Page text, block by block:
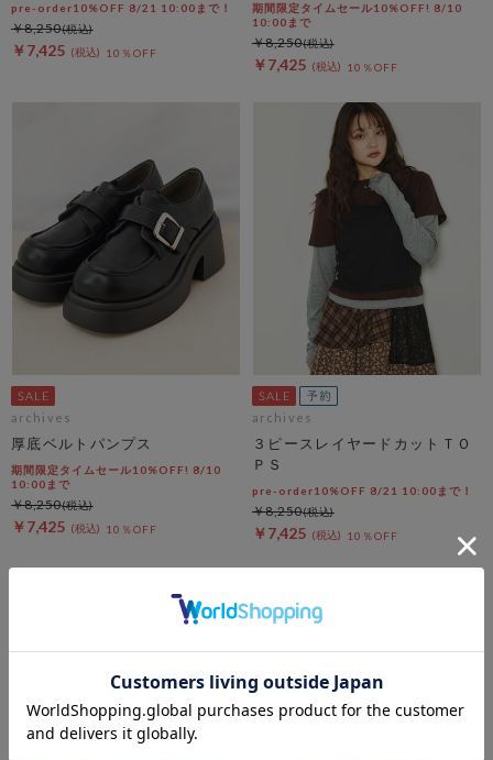
pre-order10%OFF 8/21 10:00まで！
￥7,425 10％OFF
￥8,250
期間限定タイムセール10%OFF! 8/10
10:00まで
￥7,425 10％OFF
￥8,250
archives
厚底ベルトパンプス
期間限定タイムセール10%OFF! 8/10
10:00まで
￥7,425 10％OFF
￥8,250
archives
３ピースレイヤードカットＴＯ
ＰＳ
pre-order10%OFF 8/21 10:00まで！
￥7,425 10％OFF
￥8,250